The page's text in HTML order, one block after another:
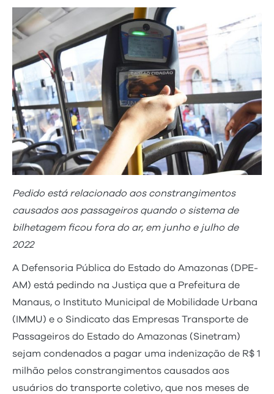
Pedido está relacionado aos constrangimentos
causados aos passageiros quando o sistema de
bilhetagem ficou fora do ar, em junho e julho de
2022
A Defensoria Pública do Estado do Amazonas (DPE-
AM) está pedindo na Justiça que a Prefeitura de
Manaus, o Instituto Municipal de Mobilidade Urbana
(IMMU) e o Sindicato das Empresas Transporte de
Passageiros do Estado do Amazonas (Sinetram)
sejam condenados a pagar uma indenização de R$ 1
milhão pelos constrangimentos causados aos
usuários do transporte coletivo, que nos meses de